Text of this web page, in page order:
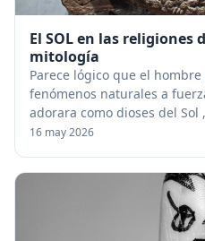
El SOL en las religiones
mitología
Parece lógico que el
fenómenos naturales a
adorara como dioses del
no tenía otra explicación para
16 may 2026